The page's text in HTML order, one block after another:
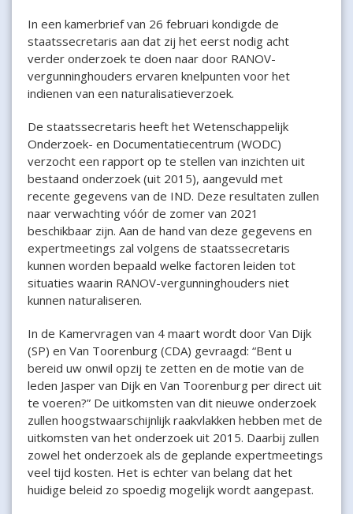
In een kamerbrief van 26 februari kondigde de
staatssecretaris aan dat zij het eerst nodig acht
verder onderzoek te doen naar door RANOV-
vergunninghouders ervaren knelpunten voor het
indienen van een naturalisatieverzoek.
De staatssecretaris heeft het Wetenschappelijk
Onderzoek- en Documentatiecentrum (WODC)
verzocht een rapport op te stellen van inzichten uit
bestaand onderzoek (uit 2015), aangevuld met
recente gegevens van de IND. Deze resultaten zullen
naar verwachting vóór de zomer van 2021
beschikbaar zijn. Aan de hand van deze gegevens en
expertmeetings zal volgens de staatssecretaris
kunnen worden bepaald welke factoren leiden tot
situaties waarin RANOV-vergunninghouders niet
kunnen naturaliseren.
In de Kamervragen van 4 maart wordt door Van Dijk
(SP) en Van Toorenburg (CDA) gevraagd: “Bent u
bereid uw onwil opzij te zetten en de motie van de
leden Jasper van Dijk en Van Toorenburg per direct uit
te voeren?” De uitkomsten van dit nieuwe onderzoek
zullen hoogstwaarschijnlijk raakvlakken hebben met de
uitkomsten van het onderzoek uit 2015. Daarbij zullen
zowel het onderzoek als de geplande expertmeetings
veel tijd kosten. Het is echter van belang dat het
huidige beleid zo spoedig mogelijk wordt aangepast.